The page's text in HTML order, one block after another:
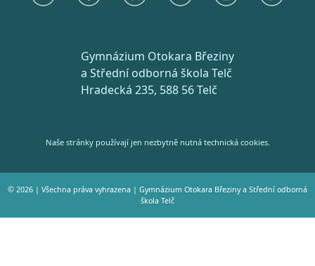
Gymnázium Otokara Březiny
a Střední odborná škola Telč
Hradecká 235, 588 56 Telč
Naše stránky používají jen nezbytně nutná technická cookies.
© 2026 | Všechna práva vyhrazena | Gymnázium Otokara Březiny a Střední odborná
škola Telč